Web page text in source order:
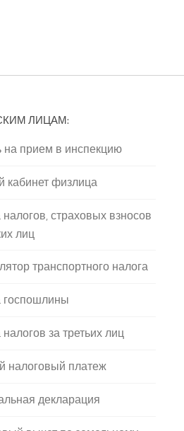
ЛИЦАМ:
на прием в инспекцию
кабинет физлица
страховых взносов
лиц
транспортного налога
госпошлины
за третьих лиц
налоговый платеж
декларация